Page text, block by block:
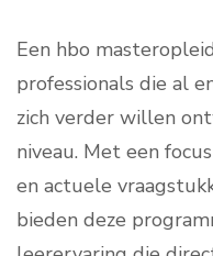
Een hbo
professionals die al
zich verder willen
niveau. Met een
en actuele
bieden deze